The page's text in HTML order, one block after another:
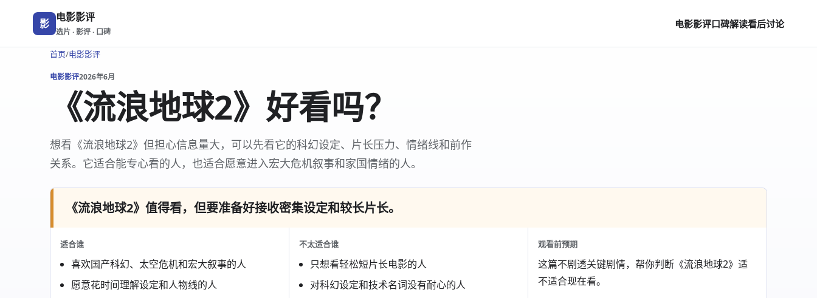
影 电影影评
选片 · 影评 · 口碑
电影影评口碑解读看后讨论
首页/电影影评
电影影评2026年6月
《流浪地球2》好看吗？
想看《流浪地球2》但担心信息量大，可以先看它的科幻设定、片长压力、情绪线和前作
关系。它适合能专心看的人，也适合愿意进入宏大危机叙事和家国情绪的人。
《流浪地球2》值得看，但要准备好接收密集设定和较长片长。
适合谁
喜欢国产科幻、太空危机和宏大叙事的人
愿意花时间理解设定和人物线的人
不太适合谁
只想看轻松短片长电影的人
对科幻设定和技术名词没有耐心的人
观看前预期
这篇不剧透关键剧情，帮你判断《流浪地球2》适
不适合现在看。